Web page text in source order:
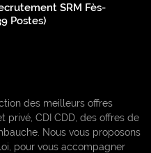
SRM Fès-
Postes)
des meilleurs offres
privé, CDI CDD, des offres de
Nous vous proposons
pour vous accompagner